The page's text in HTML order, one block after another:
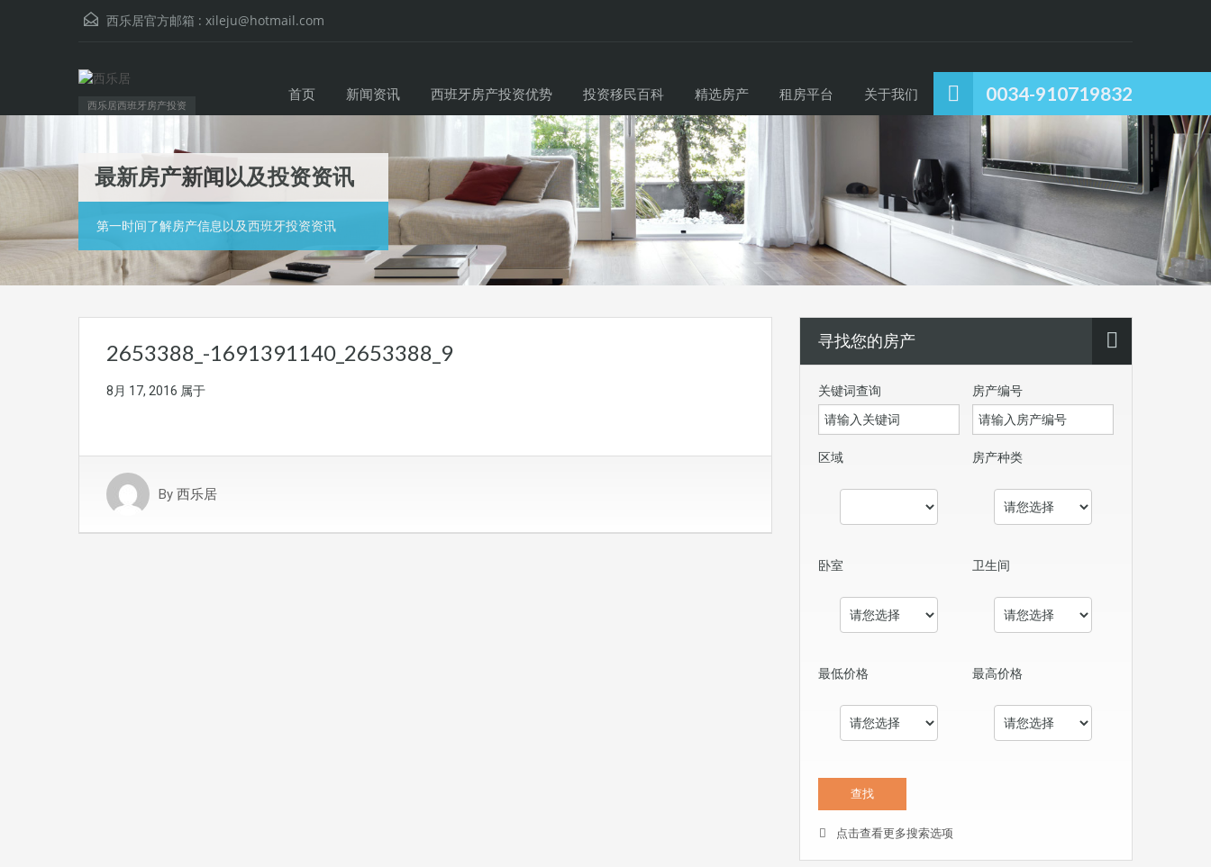
西乐居官方邮箱 : xileju@hotmail.com
西乐居西班牙房产投资
0034-910719832
首页 新闻资讯 西班牙房产投资优势 投资移民百科 精选房产 租房平台 关于我们
最新房产新闻以及投资资讯
第一时间了解房产信息以及西班牙投资资讯
2653388_-1691391140_2653388_9
8月 17, 2016 属于
By 西乐居
寻找您的房产
关键词查询 房产编号
区域 房产种类
卧室 卫生间
最低价格 最高价格
点击查看更多搜索选项